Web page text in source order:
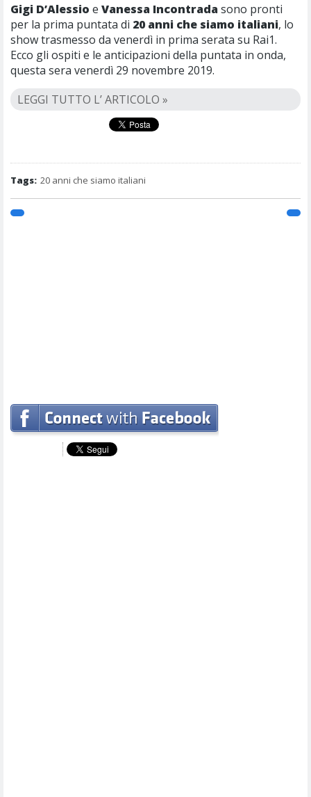
Gigi D’Alessio e Vanessa Incontradasono pronti
per la prima puntata di 20 anni che siamo italiani, lo
show trasmesso da venerdì in prima serata su Rai1.
Ecco gli ospiti e le anticipazioni della puntata in onda,
questa sera venerdì 29 novembre 2019.
LEGGI TUTTO L’ ARTICOLO »
Tags: 20 anni che siamo italiani